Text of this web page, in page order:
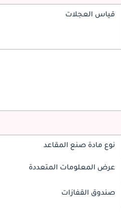
قياس العجلات
نوع مادة صنع المقاعد
عرض المعلومات المتعددة
صندوق القفازات